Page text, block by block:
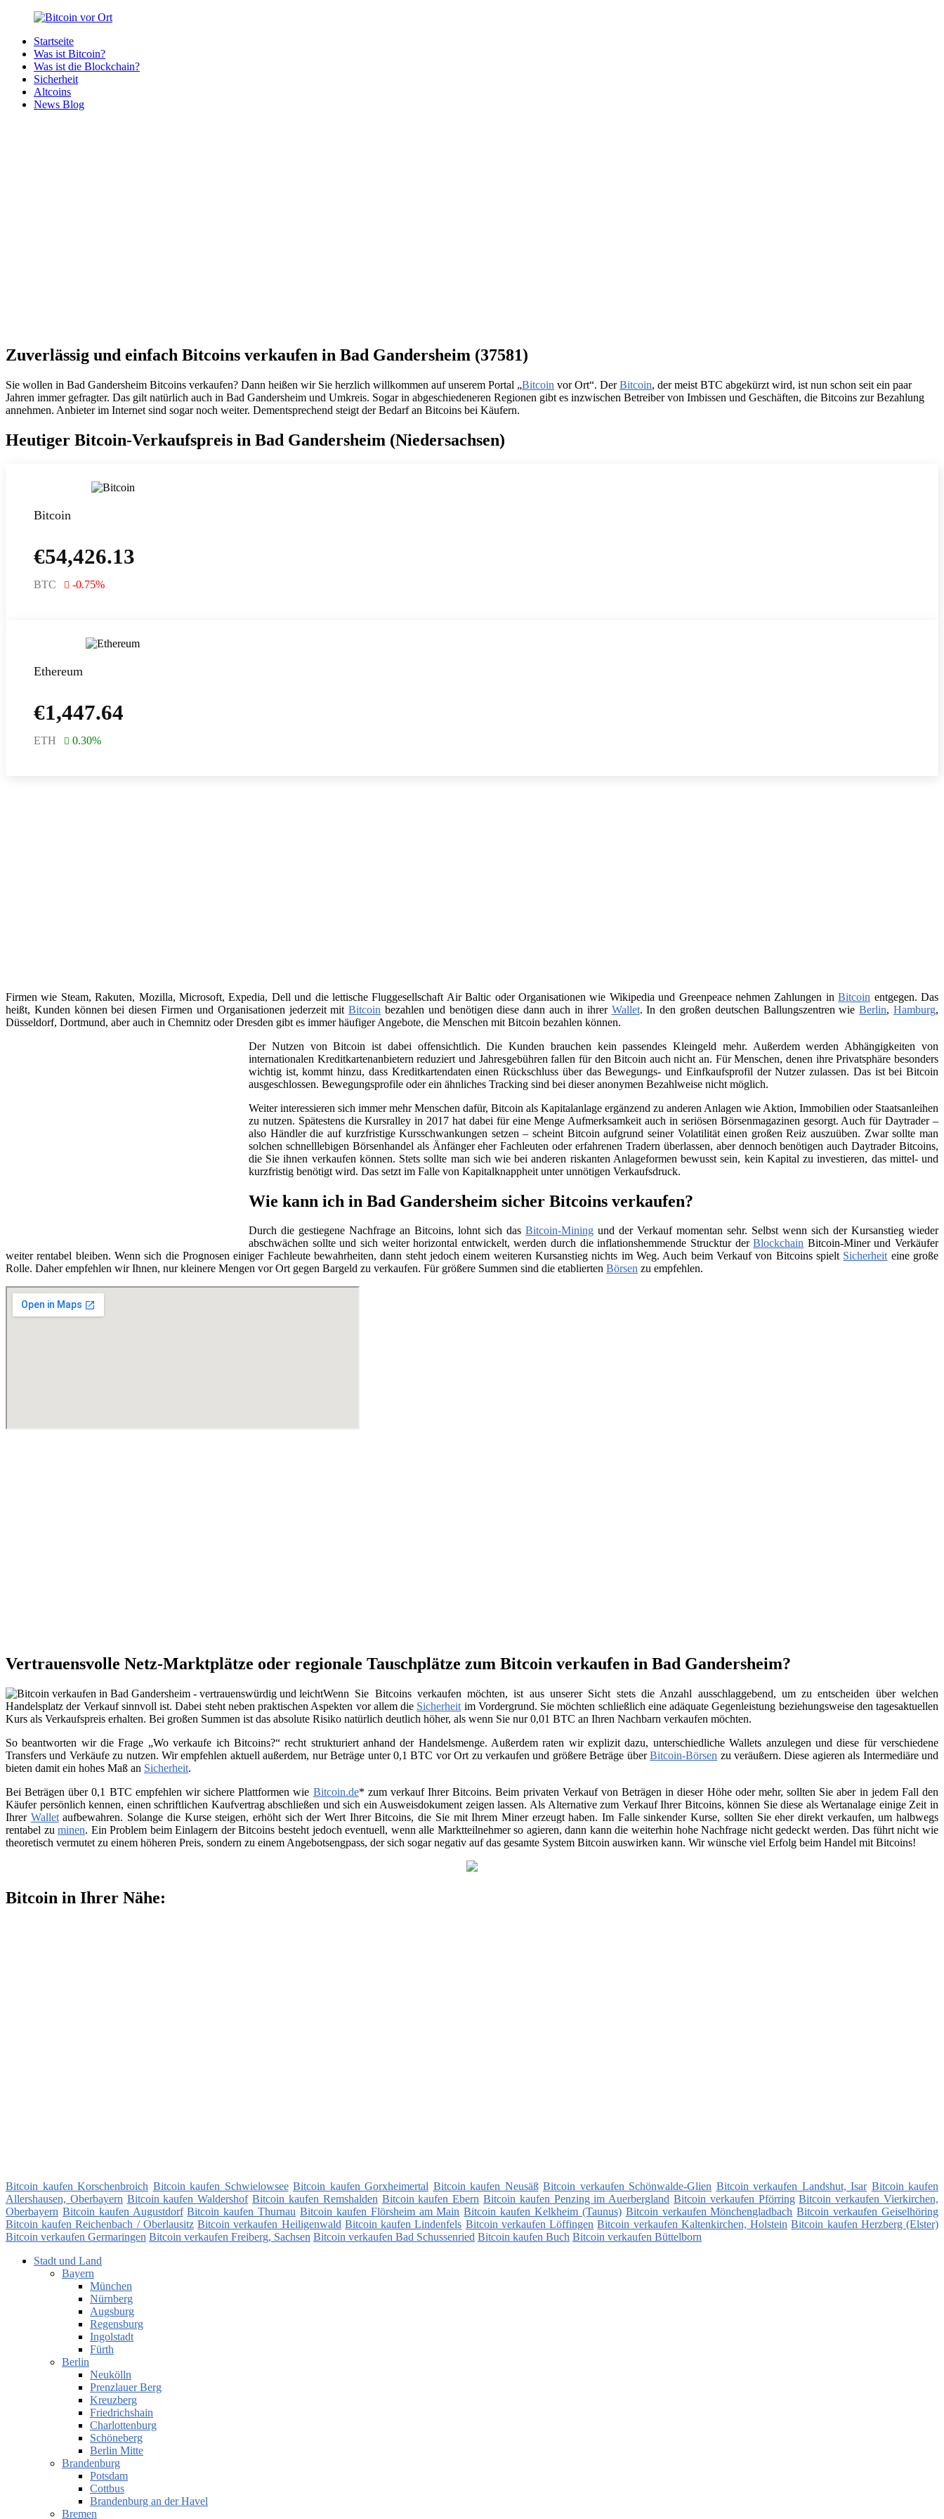
Zurück
Inhalt
Bitcoin
Bitcoins
deiner
Region
Startseite
Was ist Bitcoin?
Was ist die Blockchain?
Sicherheit
Altcoins
News Blog
Zuverlässig und einfach Bitcoins verkaufen in Bad Gandersheim (37581)
Sie wollen in Bad Gandersheim Bitcoins verkaufen? Dann heißen wir Sie herzlich willkommen auf unserem Portal „Bitcoin vor Ort“. DerBitcoin, der meist BTC abgekürzt wird, ist nun schon seit ein paar
Jahren immer gefragter. Das gilt natürlich auch in Bad Gandersheim und Umkreis. Sogar in abgeschiedeneren Regionen gibt es inzwischen Betreiber von Imbissen und Geschäften, die Bitcoins zur Bezahlung
annehmen. Anbieter im Internet sind sogar noch weiter. Dementsprechend steigt der Bedarf an Bitcoins bei Käufern.
Heutiger Bitcoin-Verkaufspreis in Bad Gandersheim (Niedersachsen)
Bitcoin
€54,426.13
BTC -0.75%
Ethereum
€1,447.64
ETH 0.30%
Firmen wie Steam, Rakuten, Mozilla, Microsoft, Expedia, Dell und die lettische Fluggesellschaft Air Baltic oder Organisationen wie Wikipedia und Greenpeace nehmen Zahlungen inBitcoin entgegen. Das
heißt, Kunden können bei diesen Firmen und Organisationen jederzeit mitBitcoin bezahlen und benötigen diese dann auch in ihrer Wallet. In den großen deutschen Ballungszentren wieBerlin,Hamburg,
Düsseldorf, Dortmund, aber auch in Chemnitz oder Dresden gibt es immer häufiger Angebote, die Menschen mit Bitcoin bezahlen können.
Der Nutzen von Bitcoin ist dabei offensichtlich. Die Kunden brauchen kein passendes Kleingeld mehr. Außerdem werden Abhängigkeiten von
internationalen Kreditkartenanbietern reduziert und Jahresgebühren fallen für den Bitcoin auch nicht an. Für Menschen, denen ihre Privatsphäre besonders
wichtig ist, kommt hinzu, dass Kreditkartendaten einen Rückschluss über das Bewegungs- und Einfkaufsprofil der Nutzer zulassen. Das ist bei Bitcoin
ausgeschlossen. Bewegungsprofile oder ein ähnliches Tracking sind bei dieser anonymen Bezahlweise nicht möglich.
Weiter interessieren sich immer mehr Menschen dafür, Bitcoin als Kapitalanlage ergänzend zu anderen Anlagen wie Aktion, Immobilien oder Staatsanleihen
zu nutzen. Spätestens die Kursralley in 2017 hat dabei für eine Menge Aufmerksamkeit auch in seriösen Börsenmagazinen gesorgt. Auch für Daytrader –
also Händler die auf kurzfristige Kursschwankungen setzen – scheint Bitcoin aufgrund seiner Volatilität einen großen Reiz auszuüben. Zwar sollte man
solchen schnelllebigen Börsenhandel als Änfänger eher Fachleuten oder erfahrenen Tradern überlassen, aber dennoch benötigen auch Daytrader Bitcoins,
die Sie ihnen verkaufen können. Stets sollte man sich wie bei anderen riskanten Anlageformen bewusst sein, kein Kapital zu investieren, das mittel- und
kurzfristig benötigt wird. Das setzt im Falle von Kapitalknappheit unter unnötigen Verkaufsdruck.
Wie kann ich in Bad Gandersheim sicher Bitcoins verkaufen?
Durch die gestiegene Nachfrage an Bitcoins, lohnt sich das Bitcoin-Mining und der Verkauf momentan sehr. Selbst wenn sich der Kursanstieg wieder
abschwächen sollte und sich weiter horizontal entwickelt, werden durch die inflationshemmende Strucktur derBlockchain Bitcoin-Miner und Verkäufer
weiter rentabel bleiben. Wenn sich die Prognosen einiger Fachleute bewahrheiten, dann steht jedoch einem weiteren Kursanstieg nichts im Weg. Auch beim Verkauf von Bitcoins spielt Sicherheiteine große
Rolle. Daher empfehlen wir Ihnen, nur kleinere Mengen vor Ort gegen Bargeld zu verkaufen. Für größere Summen sind die etablierten Börsen zu empfehlen.
Vertrauensvolle Netz-Marktplätze oder regionale Tauschplätze zum Bitcoin verkaufen in Bad Gandersheim?
Wenn Sie Bitcoins verkaufen möchten, ist aus unserer Sicht stets die Anzahl ausschlaggebend, um zu entscheiden über welchen
Handelsplatz der Verkauf sinnvoll ist. Dabei steht neben praktischen Aspekten vor allem die Sicherheit im Vordergrund. Sie möchten schließlich eine adäquate Gegenleistung beziehungsweise den tagesaktuellen
Kurs als Verkaufspreis erhalten. Bei großen Summen ist das absolute Risiko natürlich deutlich höher, als wenn Sie nur 0,01 BTC an Ihren Nachbarn verkaufen möchten.
So beantworten wir die Frage „Wo verkaufe ich Bitcoins?“ recht strukturiert anhand der Handelsmenge. Außerdem raten wir explizit dazu, unterschiedliche Wallets anzulegen und diese für verschiedene
Transfers und Verkäufe zu nutzen. Wir empfehlen aktuell außerdem, nur Beträge unter 0,1 BTC vor Ort zu verkaufen und größere Beträge überBitcoin-Börsen zu veräußern. Diese agieren als Intermediäre und
bieten damit ein hohes Maß an Sicherheit.
Bei Beträgen über 0,1 BTC empfehlen wir sichere Plattformen wie Bitcoin.de* zum verkauf Ihrer Bitcoins. Beim privaten Verkauf von Beträgen in dieser Höhe oder mehr, sollten Sie aber in jedem Fall den
Käufer persönlich kennen, einen schriftlichen Kaufvertrag abschließen und sich ein Ausweisdokument zeigen lassen. Als Alternative zum Verkauf Ihrer Bitcoins, können Sie diese als Wertanalage einige Zeit in
Ihrer Walletaufbewahren. Solange die Kurse steigen, erhöht sich der Wert Ihrer Bitcoins, die Sie mit Ihrem Miner erzeugt haben. Im Falle sinkender Kurse, sollten Sie eher direkt verkaufen, um halbwegs
rentabel zuminen. Ein Problem beim Einlagern der Bitcoins besteht jedoch eventuell, wenn alle Marktteilnehmer so agieren, dann kann die weiterhin hohe Nachfrage nicht gedeckt werden. Das führt nicht wie
theoretisch vermutet zu einem höheren Preis, sondern zu einem Angebotsengpass, der sich sogar negativ auf das gesamte System Bitcoin auswirken kann. Wir wünsche viel Erfolg beim Handel mit Bitcoins!
Bitcoin in Ihrer Nähe:
Bitcoin kaufen Korschenbroich Bitcoin kaufen Schwielowsee Bitcoin kaufen Gorxheimertal Bitcoin kaufen Neusäß Bitcoin verkaufen Schönwalde-Glien Bitcoin verkaufen Landshut, Isar Bitcoin kaufen
Allershausen, Oberbayern Bitcoin kaufen Waldershof Bitcoin kaufen Remshalden Bitcoin kaufen Ebern Bitcoin kaufen Penzing im Auerbergland Bitcoin verkaufen Pförring Bitcoin verkaufen Vierkirchen,
Oberbayern Bitcoin kaufen Augustdorf Bitcoin kaufen Thurnau Bitcoin kaufen Flörsheim am Main Bitcoin kaufen Kelkheim (Taunus) Bitcoin verkaufen Mönchengladbach Bitcoin verkaufen Geiselhöring
Bitcoin kaufen Reichenbach / Oberlausitz Bitcoin verkaufen Heiligenwald Bitcoin kaufen Lindenfels Bitcoin verkaufen Löffingen Bitcoin verkaufen Kaltenkirchen, Holstein Bitcoin kaufen Herzberg (Elster)
Bitcoin verkaufen Germaringen Bitcoin verkaufen Freiberg, Sachsen Bitcoin verkaufen Bad Schussenried Bitcoin kaufen Buch Bitcoin verkaufen Büttelborn
Stadt und Land
Bayern
München
Nürnberg
Augsburg
Regensburg
Ingolstadt
Fürth
Berlin
Neukölln
Prenzlauer Berg
Kreuzberg
Friedrichshain
Charlottenburg
Schöneberg
Berlin Mitte
Brandenburg
Potsdam
Cottbus
Brandenburg an der Havel
Bremen